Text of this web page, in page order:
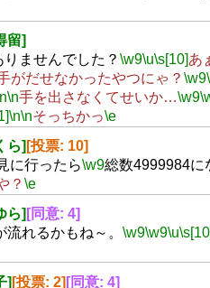
留]
ませんでした？ \w9\u\s[10]あ
がだせなかったやつにゃ？ \w9
\n手を出さなくてせいか…\w9
\n\nそっちかっ\e
ら] [投票: 10]
に行ったら\w9総数4999984に
？ \e
ら] [同意: 4]
れるかもね～。 \w9\w9\u
] [投票: 2] [同意: 4]